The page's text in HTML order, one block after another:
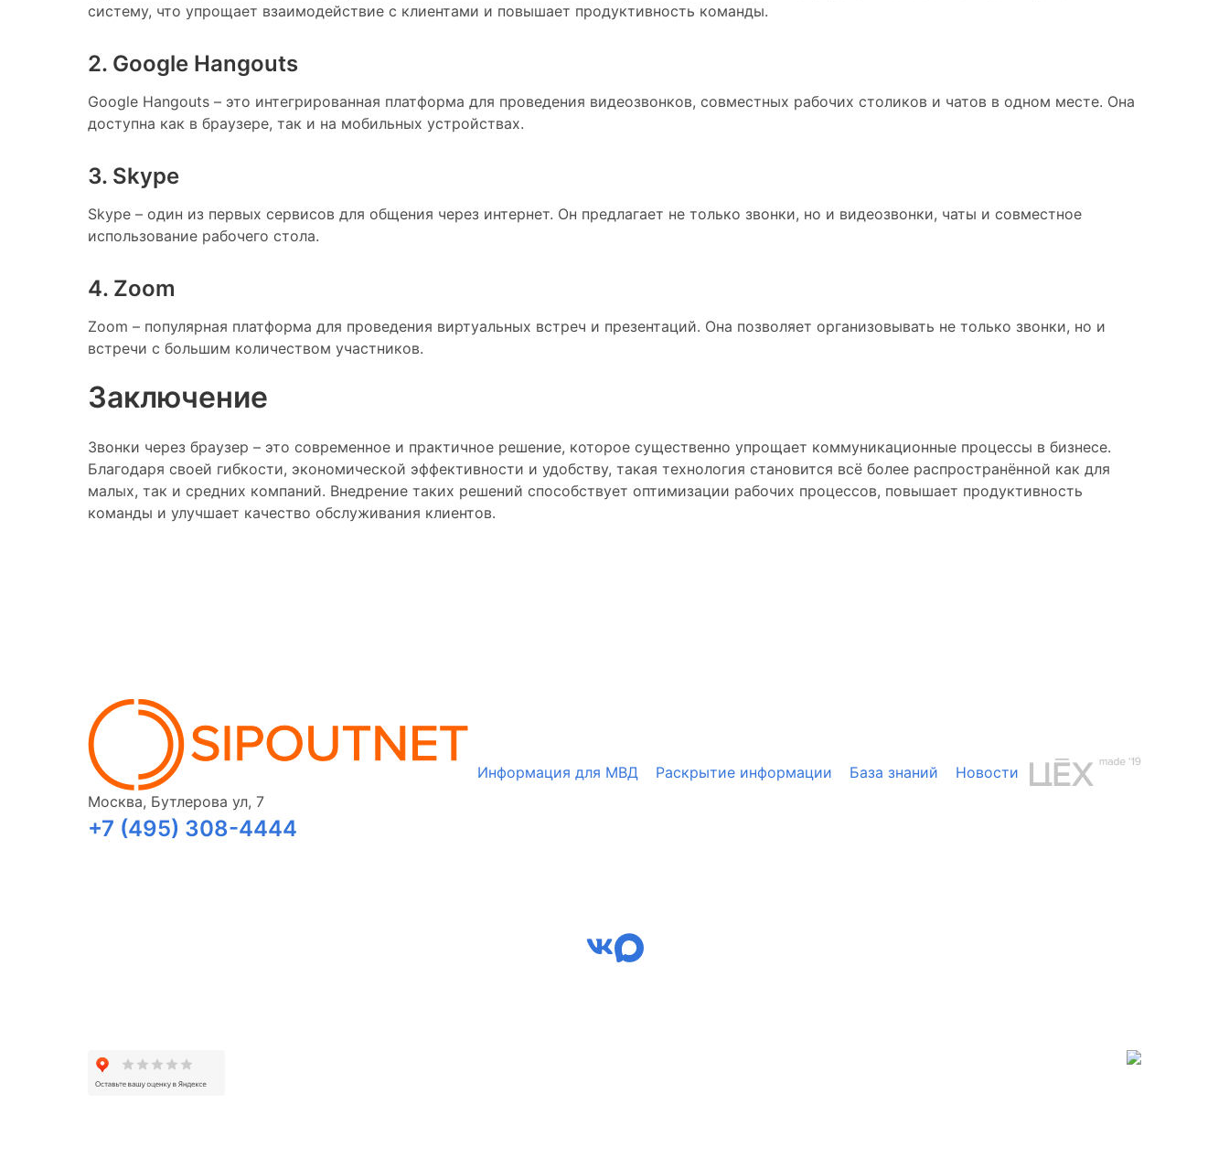
систему, что упрощает взаимодействие с клиентами и повышает продуктивность команды.
2. Google Hangouts
Google Hangouts – это интегрированная платформа для проведения видеозвонков, совместных рабочих столиков и чатов в одном месте. Она
доступна как в браузере, так и на мобильных устройствах.
3. Skype
Skype – один из первых сервисов для общения через интернет. Он предлагает не только звонки, но и видеозвонки, чаты и совместное
использование рабочего стола.
4. Zoom
Zoom – популярная платформа для проведения виртуальных встреч и презентаций. Она позволяет организовывать не только звонки, но и
встречи с большим количеством участников.
Заключение
Звонки через браузер – это современное и практичное решение, которое существенно упрощает коммуникационные процессы в бизнесе.
Благодаря своей гибкости, экономической эффективности и удобству, такая технология становится всё более распространённой как для
малых, так и средних компаний. Внедрение таких решений способствует оптимизации рабочих процессов, повышает продуктивность
команды и улучшает качество обслуживания клиентов.
Москва, Бутлерова ул, 7
+7 (495) 308-4444
Информация для МВД Раскрытие информации База знаний Новости